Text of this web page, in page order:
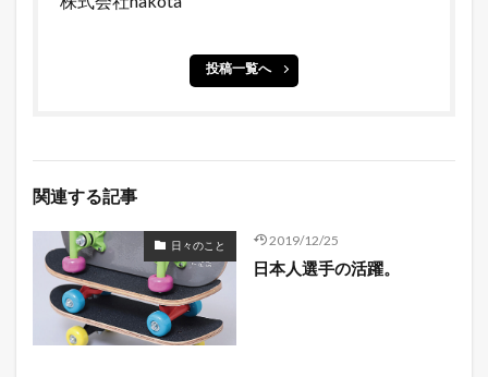
投稿一覧へ
関連する記事
日々のこと 2019/12/25
日本人選手の活躍。